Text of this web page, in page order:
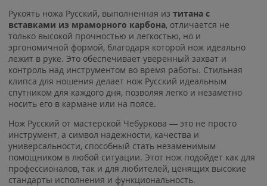
Рукоять ножа Русский, выполненная из титана с
вставками из мраморного карбона, отличается не
только высокой прочностью и легкостью, но и
эргономичной формой, благодаря которой нож идеально
лежит в руке. Это обеспечивает уверенный захват и
контроль над инструментом во время работы. Стильная
клипса для ношения делает нож Русский идеальным
спутником для каждого дня, позволяя легко и незаметно
носить его в кармане или на поясе.
Нож Русский от мастерской Чебуркова — это не просто
инструмент, а символ надежности, качества и
универсальности, способный стать незаменимым
помощником в любой ситуации. Этот нож подойдет как для
профессионалов, так и для любителей, ценящих высокие
стандарты исполнения и функциональность.